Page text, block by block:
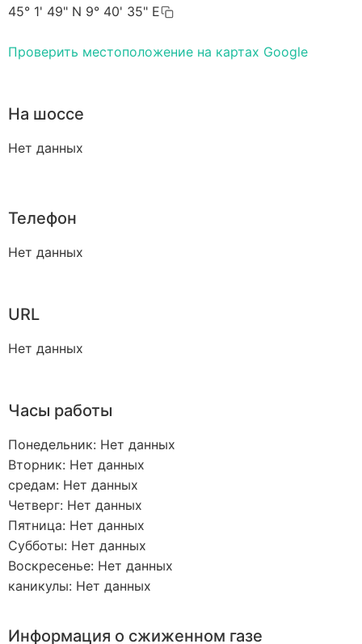
45° 1' 49" N 9° 40' 35" E
Проверить местоположение на картах Google
На шоссе
Нет данных
Телефон
Нет данных
URL
Нет данных
Часы работы
Понедельник: Нет данных
Вторник: Нет данных
средам: Нет данных
Четверг: Нет данных
Пятница: Нет данных
Субботы: Нет данных
Воскресенье: Нет данных
каникулы: Нет данных
Информация о сжиженном газе